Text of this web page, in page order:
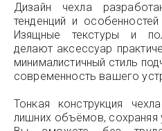
Дизайн чехла
тенденций и
Изящные текстуры и
делают аксессуар
минималистичный стиль
современность вашего
Тонкая конструкция
лишних объёмов, сохраняя